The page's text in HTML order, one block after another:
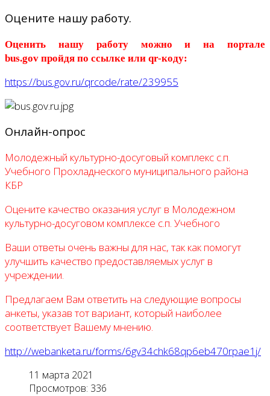
Оцените нашу работу.
Оценить нашу работу можно и на портале
bus.gov пройдя по ссылке или qr-коду:
https://bus.gov.ru/qrcode/rate/239955
Онлайн-опрос
Молодежный культурно-досуговый комплекс с.п.
Учебного Прохладнеского муниципального района
КБР
Оцените качество оказания услуг в Молодежном
культурно-досуговом комплексе с.п. Учебного
Ваши ответы очень важны для нас, так как помогут
улучшить качество предоставляемых услуг в
учреждении.
Предлагаем Вам ответить на следующие вопросы
анкеты, указав тот вариант, который наиболее
соответствует Вашему мнению.
http://webanketa.ru/forms/6gv34chk68qp6eb470rpae1j/
11 марта 2021
Просмотров: 336